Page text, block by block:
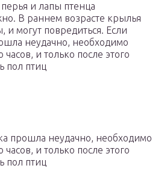
и лапы птенца
В раннем возрасте крылья
и могут повредиться. Если
неудачно, необходимо
и только после этого
пол птиц
прошла неудачно, необходимо
и только после этого
пол птиц